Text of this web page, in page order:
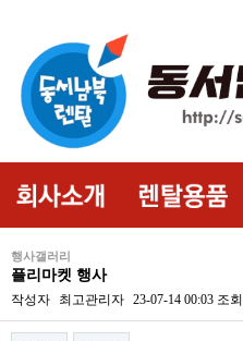
행사갤러리
플리마켓 행사
작성자 최고관리자 23-07-14 00:03 조회